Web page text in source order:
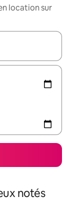
location sur
flèches vers le
notés